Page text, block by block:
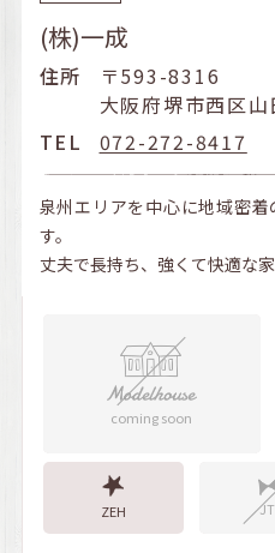
(株)一成
住所
〒593-8316
大阪府堺市西区
TEL
072-272-8417
泉州エリアを中心に地域密
す。
丈夫で長持ち、強くて快適な
coming soon
ZEH